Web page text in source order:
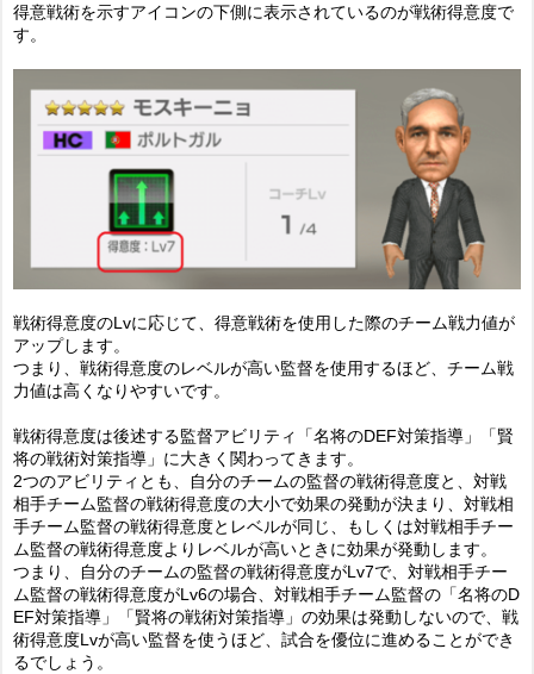
得意戦術を示すアイコンの下側に表示されているのが戦術得意度で
す。
戦術得意度のLvに応じて、得意戦術を使用した際のチーム戦力値が
アップします。
つまり、戦術得意度のレベルが高い監督を使用するほど、チーム戦
力値は高くなりやすいです。
戦術得意度は後述する監督アビリティ「名将のDEF対策指導」「賢
将の戦術対策指導」に大きく関わってきます。
2つのアビリティとも、自分のチームの監督の戦術得意度と、対戦
相手チーム監督の戦術得意度の大小で効果の発動が決まり、対戦相
手チーム監督の戦術得意度とレベルが同じ、もしくは対戦相手チー
ム監督の戦術得意度よりレベルが高いときに効果が発動します。
つまり、自分のチームの監督の戦術得意度がLv7で、対戦相手チー
ム監督の戦術得意度がLv6の場合、対戦相手チーム監督の「名将のD
EF対策指導」「賢将の戦術対策指導」の効果は発動しないので、戦
術得意度Lvが高い監督を使うほど、試合を優位に進めることができ
るでしょう。